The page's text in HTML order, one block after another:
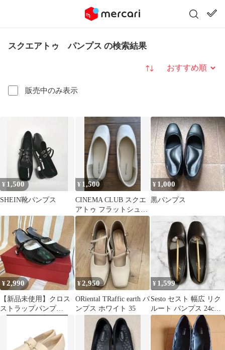
スクエアトゥ パンプス の検索結果
販売中のみ表示
並び替え
¥ 1,500
SHEIN靴パンプス
¥ 1,500
CINEMA CLUB スクエ
アトゥ フラットシュー
ズ ホワイト
¥ 1,000
黒パンプス
¥2,990
【新品未使用】クロス
ストラップパンプ
ス/31304
¥2,950
ORiental TRaffic earth パ
ンプス ホワイト 35
¥ 1,599
Sesto セスト 幅広 リク
ルート パンプス 24cm
スクエア ブラック